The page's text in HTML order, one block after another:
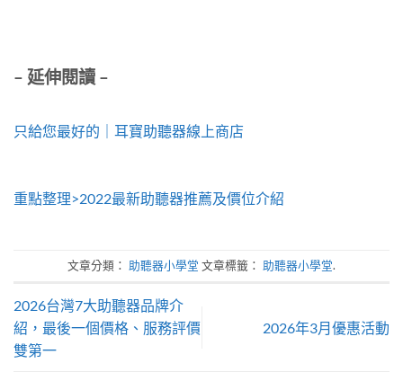
– 延伸閱讀 –
只給您最好的｜耳寶助聽器線上商店
重點整理>2022最新助聽器推薦及價位介紹
文章分類： 助聽器小學堂 文章標籤： 助聽器小學堂.
2026台灣7大助聽器品牌介
紹，最後一個價格、服務評價
雙第一
2026年3月優惠活動